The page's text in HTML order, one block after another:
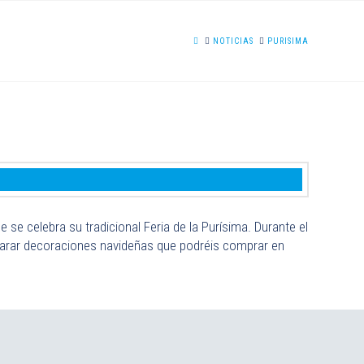
HOMENOTICIAS PURISIMA
celebra su tradicional Feria de la Purísima. Durante el
decoraciones navideñas que podréis comprar en